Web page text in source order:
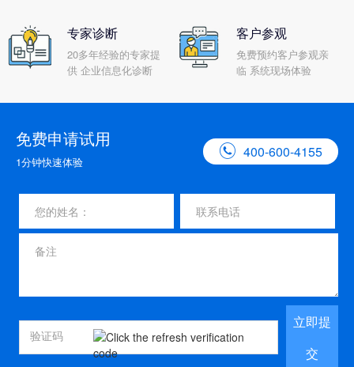
专家诊断
20多年经验的专家提
供 企业信息化诊断
客户参观
免费预约客户参观亲
临 系统现场体验
免费申请试用
1分钟快速体验
 400-600-4155
立即提
交